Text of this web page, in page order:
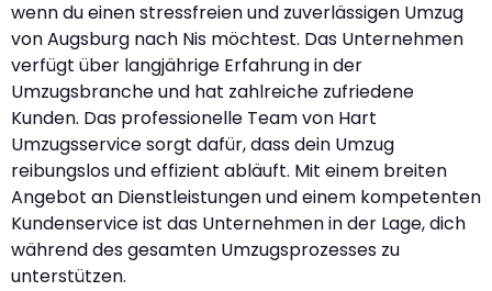
wenn du einen stressfreien und zuverlässigen Umzug
von Augsburg nach Nis möchtest. Das Unternehmen
verfügt über langjährige Erfahrung in der
Umzugsbranche und hat zahlreiche zufriedene
Kunden. Das professionelle Team von Hart
Umzugsservice sorgt dafür, dass dein Umzug
reibungslos und effizient abläuft. Mit einem breiten
Angebot an Dienstleistungen und einem kompetenten
Kundenservice ist das Unternehmen in der Lage, dich
während des gesamten Umzugsprozesses zu
unterstützen.